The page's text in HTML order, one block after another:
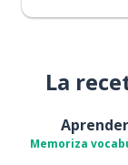
La
Aprender
Memoriza